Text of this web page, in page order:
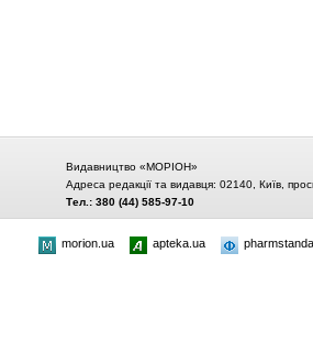
Видавництво «МОРІОН»
Адреса редакції та видавця: 02140, Київ,
Тел.: 380 (44) 585-97-10
morion.ua apteka.ua